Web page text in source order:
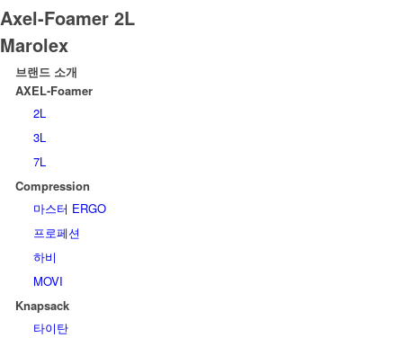
Axel-Foamer 2L
Marolex
브랜드 소개
AXEL-Foamer
2L
3L
7L
Compression
마스터 ERGO
프로페션
하비
MOVI
Knapsack
타이탄